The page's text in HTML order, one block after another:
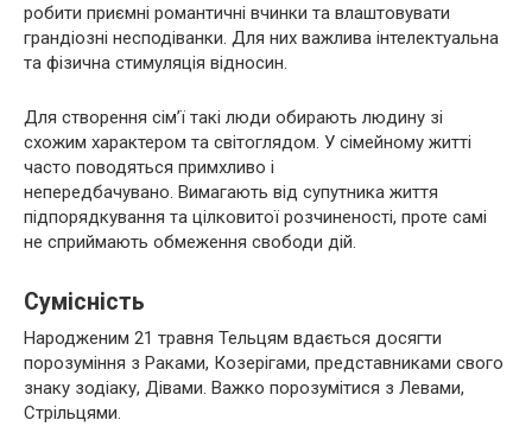
робити приємні романтичні вчинки та влаштовувати
грандіозні несподіванки. Для них важлива інтелектуальна
та фізична стимуляція відносин.
Для створення сім’ї такі люди обирають людину зі
схожим характером та світоглядом. У сімейному житті
часто поводяться примхливо і
непередбачувано. Вимагають від супутника життя
підпорядкування та цілковитої розчиненості, проте самі
не сприймають обмеження свободи дій.
Сумісність
Народженим 21 травня Тельцям вдається досягти
порозуміння з Раками, Козерігами, представниками свого
знаку зодіаку, Дівами. Важко порозумітися з Левами,
Стрільцями.